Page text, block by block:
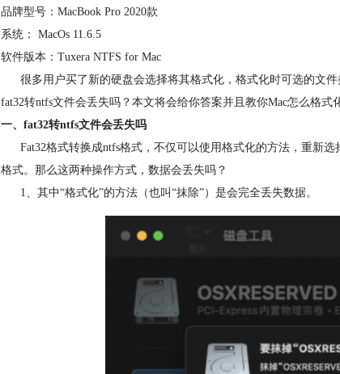
品牌型号：MacBook Pro 2020款
系统： MacOs 11.6.5
软件版本：Tuxera NTFS for Mac
很多用户买了新的硬盘会选择将其格式化，格式化时可选的文件
fat32转ntfs文件会丢失吗？本文将会给你答案并且教你Mac怎么格式
一、fat32转ntfs文件会丢失吗
Fat32格式转换成ntfs格式，不仅可以使用格式化的方法，重新选
格式。那么这两种操作方式，数据会丢失吗？
1、其中“格式化”的方法（也叫“抹除”）是会完全丢失数据。